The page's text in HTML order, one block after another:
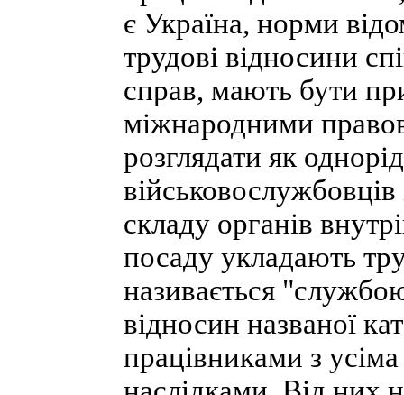
є Україна, норми
трудові відносини
справ, мають бути
міжнародними
розглядати як
військовослужбовців
складу органів
посаду укладають
називається
відносин названої
працівниками з